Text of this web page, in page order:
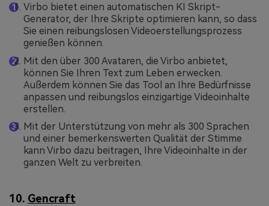
Virbo bietet einen automatischen KI Skript-
Generator, der Ihre Skripte optimieren kann, so dass
Sie einen reibungslosen Videoerstellungsprozess
genießen können.
Mit den über 300 Avataren, die Virbo anbietet,
können Sie Ihren Text zum Leben erwecken.
Außerdem können Sie das Tool an Ihre Bedürfnisse
anpassen und reibungslos einzigartige Videoinhalte
erstellen.
Mit der Unterstützung von mehr als 300 Sprachen
und einer bemerkenswerten Qualität der Stimme
kann Virbo dazu beitragen, Ihre Videoinhalte in der
ganzen Welt zu verbreiten.
10. Gencraft